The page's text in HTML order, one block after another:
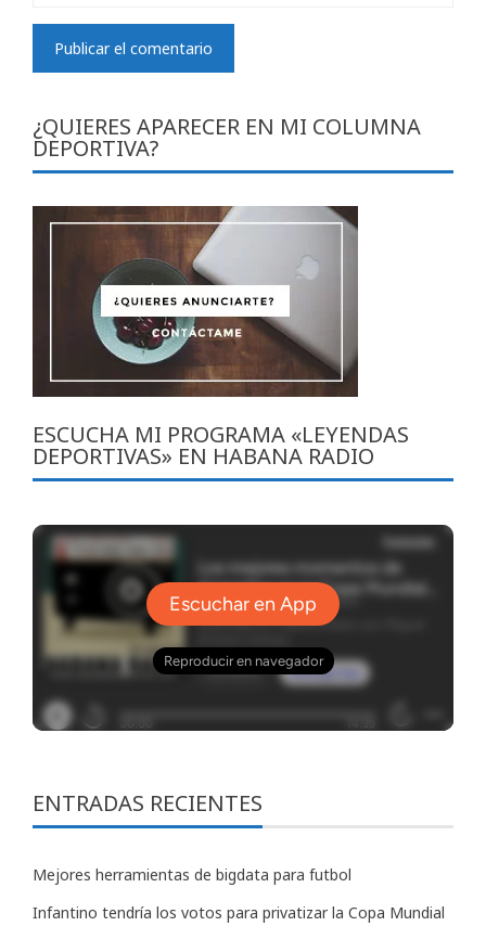
¿QUIERES APARECER EN MI COLUMNA
DEPORTIVA?
ESCUCHA MI PROGRAMA «LEYENDAS
DEPORTIVAS» EN HABANA RADIO
ENTRADAS RECIENTES
Mejores herramientas de bigdata para futbol
Infantino tendría los votos para privatizar la Copa Mundial